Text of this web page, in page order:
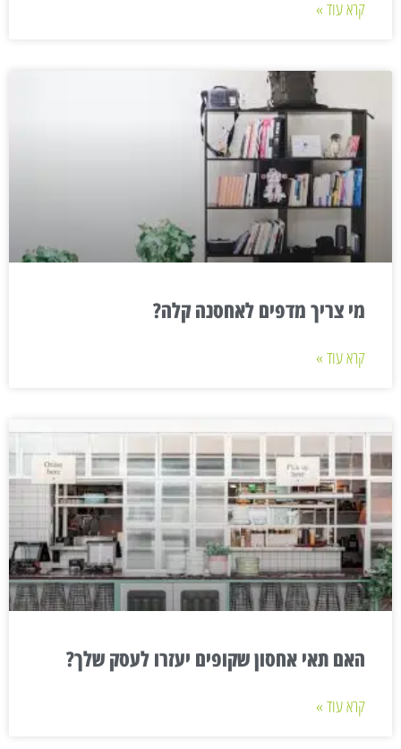
קרא עוד »
מי צריך מדפים לאחסנה קלה?
קרא עוד »
האם תאי אחסון שקופים יעזרו לעסק שלך?
קרא עוד »